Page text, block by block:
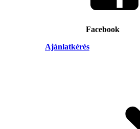
Facebook
Ajánlatkérés